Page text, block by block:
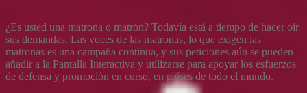
¿Es usted una matrona o matrón? Todavía está a tiempo de hacer oír
sus demandas. Las voces de las matronas, lo que exigen las
matronas es una campaña continua, y sus peticiones aún se pueden
añadir a la Pantalla Interactiva y utilizarse para apoyar los esfuerzos
de defensa y promoción en curso, en países de todo el mundo.